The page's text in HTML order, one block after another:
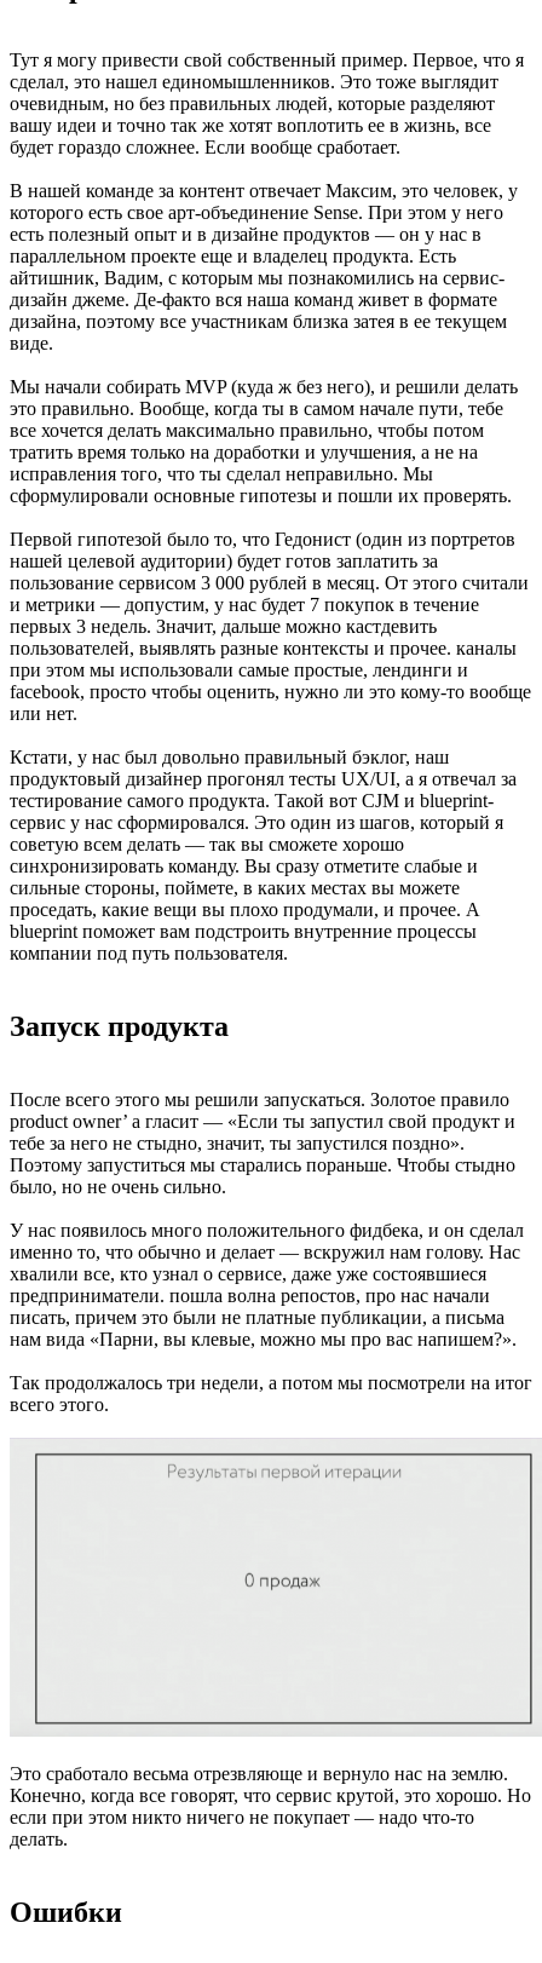
Тут я могу привести свой собственный пример. Первое, что я
сделал, это нашел единомышленников. Это тоже выглядит
очевидным, но без правильных людей, которые разделяют
вашу идеи и точно так же хотят воплотить ее в жизнь, все
будет гораздо сложнее. Если вообще сработает.
В нашей команде за контент отвечает Максим, это человек, у
которого есть свое арт-объединение Sense. При этом у него
есть полезный опыт и в дизайне продуктов — он у нас в
параллельном проекте еще и владелец продукта. Есть
айтишник, Вадим, с которым мы познакомились на сервис-
дизайн джеме. Де-факто вся наша команд живет в формате
дизайна, поэтому все участникам близка затея в ее текущем
виде.
Мы начали собирать MVP (куда ж без него), и решили делать
это правильно. Вообще, когда ты в самом начале пути, тебе
все хочется делать максимально правильно, чтобы потом
тратить время только на доработки и улучшения, а не на
исправления того, что ты сделал неправильно. Мы
сформулировали основные гипотезы и пошли их проверять.
Первой гипотезой было то, что Гедонист (один из портретов
нашей целевой аудитории) будет готов заплатить за
пользование сервисом 3 000 рублей в месяц. От этого считали
и метрики — допустим, у нас будет 7 покупок в течение
первых 3 недель. Значит, дальше можно кастдевить
пользователей, выявлять разные контексты и прочее. каналы
при этом мы использовали самые простые, лендинги и
facebook, просто чтобы оценить, нужно ли это кому-то вообще
или нет.
Кстати, у нас был довольно правильный бэклог, наш
продуктовый дизайнер прогонял тесты UX/UI, а я отвечал за
тестирование самого продукта. Такой вот CJM и blueprint-
сервис у нас сформировался. Это один из шагов, который я
советую всем делать — так вы сможете хорошо
синхронизировать команду. Вы сразу отметите слабые и
сильные стороны, поймете, в каких местах вы можете
проседать, какие вещи вы плохо продумали, и прочее. А
blueprint поможет вам подстроить внутренние процессы
компании под путь пользователя.
Запуск продукта
После всего этого мы решили запускаться. Золотое правило
product owner’ а гласит — «Если ты запустил свой продукт и
тебе за него не стыдно, значит, ты запустился поздно».
Поэтому запуститься мы старались пораньше. Чтобы стыдно
было, но не очень сильно.
У нас появилось много положительного фидбека, и он сделал
именно то, что обычно и делает — вскружил нам голову. Нас
хвалили все, кто узнал о сервисе, даже уже состоявшиеся
предприниматели. пошла волна репостов, про нас начали
писать, причем это были не платные публикации, а письма
нам вида «Парни, вы клевые, можно мы про вас напишем?».
Так продолжалось три недели, а потом мы посмотрели на итог
всего этого.
Это сработало весьма отрезвляюще и вернуло нас на землю.
Конечно, когда все говорят, что сервис крутой, это хорошо. Но
если при этом никто ничего не покупает — надо что-то
делать.
Ошибки